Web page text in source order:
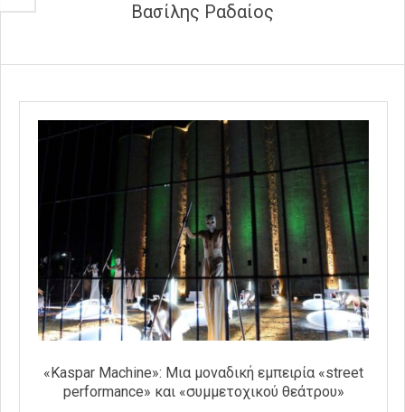
Βασίλης Ραδαίος
«Kaspar Machine»: Μια μοναδική εμπειρία «street
performance» και «συμμετοχικού θεάτρου»